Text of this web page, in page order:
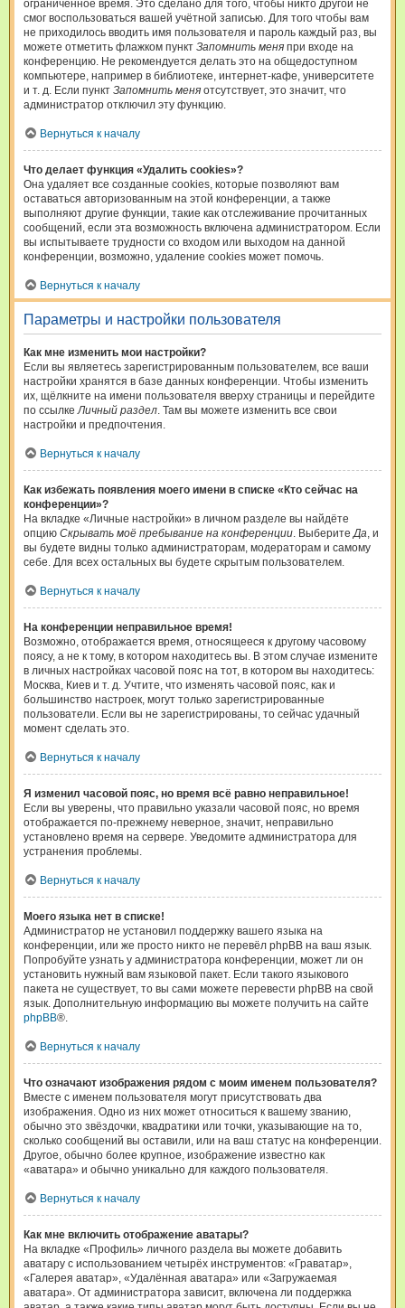
ограниченное время. Это сделано для того, чтобы никто другой не
смог воспользоваться вашей учётной записью. Для того чтобы вам
не приходилось вводить имя пользователя и пароль каждый раз, вы
можете отметить флажком пункт Запомнить меня при входе на
конференцию. Не рекомендуется делать это на общедоступном
компьютере, например в библиотеке, интернет-кафе, университете
и т. д. Если пункт Запомнить меня отсутствует, это значит, что
администратор отключил эту функцию.
Вернуться к началу
Что делает функция «Удалить cookies»?
Она удаляет все созданные cookies, которые позволяют вам
оставаться авторизованным на этой конференции, а также
выполняют другие функции, такие как отслеживание прочитанных
сообщений, если эта возможность включена администратором. Если
вы испытываете трудности со входом или выходом на данной
конференции, возможно, удаление cookies может помочь.
Вернуться к началу
Параметры и настройки пользователя
Как мне изменить мои настройки?
Если вы являетесь зарегистрированным пользователем, все ваши
настройки хранятся в базе данных конференции. Чтобы изменить
их, щёлкните на имени пользователя вверху страницы и перейдите
по ссылкеЛичный раздел. Там вы можете изменить все свои
настройки и предпочтения.
Вернуться к началу
Как избежать появления моего имени в списке «Кто сейчас на
конференции»?
На вкладке «Личные настройки» в личном разделе вы найдёте
опцию Скрывать моё пребывание на конференции. ВыберитеДа, и
вы будете видны только администраторам, модераторам и самому
себе. Для всех остальных вы будете скрытым пользователем.
Вернуться к началу
На конференции неправильное время!
Возможно, отображается время, относящееся к другому часовому
поясу, а не к тому, в котором находитесь вы. В этом случае измените
в личных настройках часовой пояс на тот, в котором вы находитесь:
Москва, Киев и т. д. Учтите, что изменять часовой пояс, как и
большинство настроек, могут только зарегистрированные
пользователи. Если вы не зарегистрированы, то сейчас удачный
момент сделать это.
Вернуться к началу
Я изменил часовой пояс, но время всё равно неправильное!
Если вы уверены, что правильно указали часовой пояс, но время
отображается по-прежнему неверное, значит, неправильно
установлено время на сервере. Уведомите администратора для
устранения проблемы.
Вернуться к началу
Моего языка нет в списке!
Администратор не установил поддержку вашего языка на
конференции, или же просто никто не перевёл phpBB на ваш язык.
Попробуйте узнать у администратора конференции, может ли он
установить нужный вам языковой пакет. Если такого языкового
пакета не существует, то вы сами можете перевести phpBB на свой
язык. Дополнительную информацию вы можете получить на сайте
phpBB®.
Вернуться к началу
Что означают изображения рядом с моим именем пользователя?
Вместе с именем пользователя могут присутствовать два
изображения. Одно из них может относиться к вашему званию,
обычно это звёздочки, квадратики или точки, указывающие на то,
сколько сообщений вы оставили, или на ваш статус на конференции.
Другое, обычно более крупное, изображение известно как
«аватара» и обычно уникально для каждого пользователя.
Вернуться к началу
Как мне включить отображение аватары?
На вкладке «Профиль» личного раздела вы можете добавить
аватару с использованием четырёх инструментов: «Граватар»,
«Галерея аватар», «Удалённая аватара» или «Загружаемая
аватара». От администратора зависит, включена ли поддержка